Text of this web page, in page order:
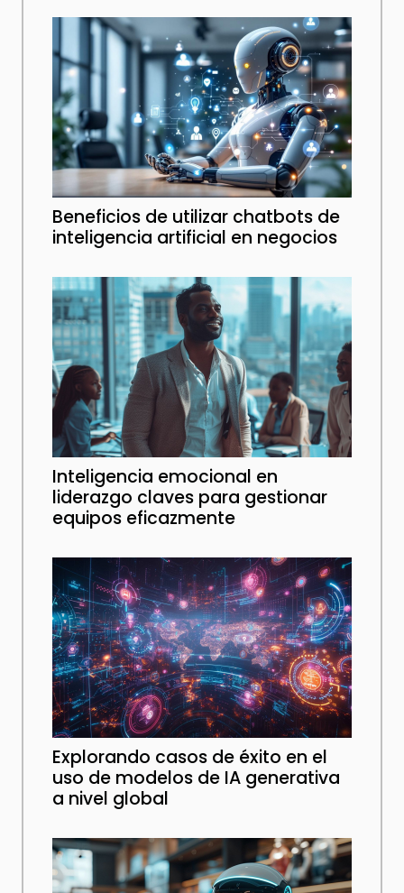
Beneficios de utilizar chatbots de
inteligencia artificial en negocios
Inteligencia emocional en
liderazgo claves para gestionar
equipos eficazmente
Explorando casos de éxito en el
uso de modelos de IA generativa
a nivel global